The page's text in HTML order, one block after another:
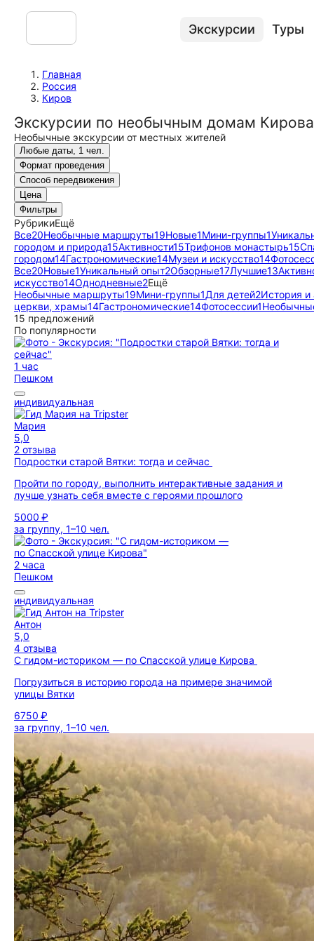
Экскурсии Туры
Главная
Россия
Киров
Экскурсии по необычным домам Кировa
Необычные экскурсии от местных жителей
Любые даты, 1 чел.
Формат проведения
Способ передвижения
Цена
Фильтры
РубрикиЕщё
Все20Необычные маршруты19Новые1Мини-группы1
городом и природа15Активности15Трифонов монастырь15
городом14Гастрономические14Музеи и искусство14
Все20Новые1Уникальный опыт2Обзорные17Лучшие13
искусство14Однодневные2Ещё
Необычные маршруты19Мини-группы1Для детей2История и
церкви, храмы14Гастрономические14Фотосессии1
15 предложений
По популярности
1 час
Пешком
индивидуальная
Мария
5,0
2 отзыва
Подростки старой Вятки: тогда и сейчас
Пройти по городу, выполнить интерактивные задания и
лучше узнать себя вместе с героями прошлого
5000 ₽
за группу, 1–10 чел.
2 часа
Пешком
индивидуальная
Антон
5,0
4 отзыва
С гидом-историком — по Спасской улице Кирова
Погрузиться в историю города на примере значимой
улицы Вятки
6750 ₽
за группу, 1–10 чел.